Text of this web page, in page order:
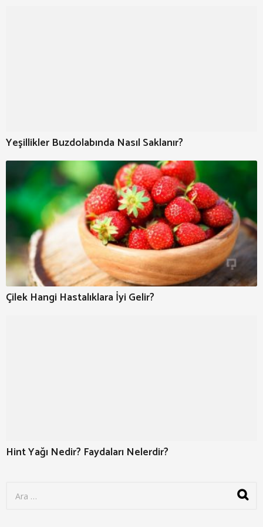
Yeşillikler Buzdolabında Nasıl Saklanır?
Çilek Hangi Hastalıklara İyi Gelir?
Hint Yağı Nedir? Faydaları Nelerdir?